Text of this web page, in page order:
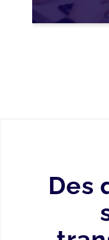
B TER SUR
Des